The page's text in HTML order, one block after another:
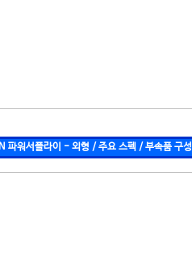
파워서플라이 - 외형 / 주요 스펙 / 부속품 구성